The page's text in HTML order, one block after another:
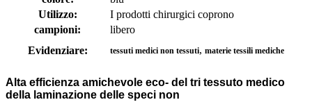
Utilizzo:
I prodotti chirurgici coprono
campioni:
libero
Evidenziare:
tessuti medici non tessuti, materie tessili mediche
Alta efficienza amichevole eco- del tri tessuto medico
della laminazione delle speci non